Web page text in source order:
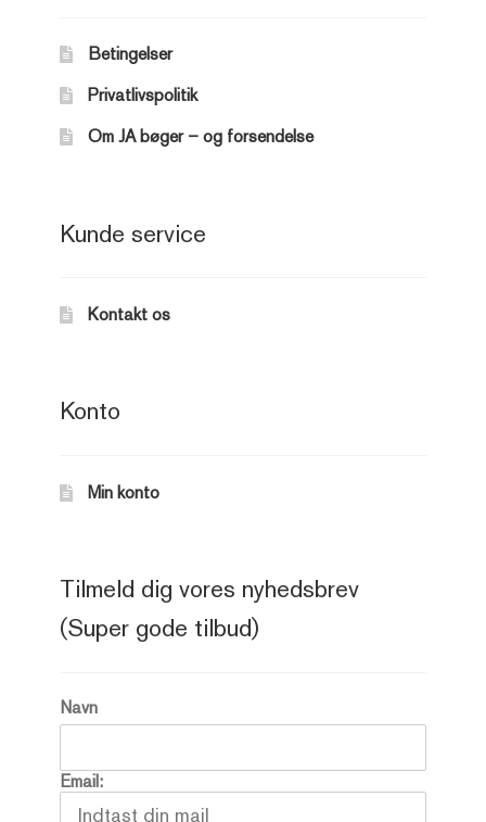
Betingelser
Privatlivspolitik
Om JA bøger – og forsendelse
Kunde service
Kontakt os
Konto
Min konto
Tilmeld dig vores nyhedsbrev
(Super gode tilbud)
Navn
Email: